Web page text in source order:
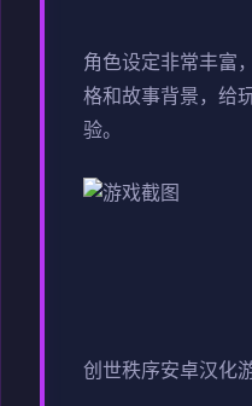
角色设定非常丰富
格和故事背景，给
验。
创世秩序安卓汉化